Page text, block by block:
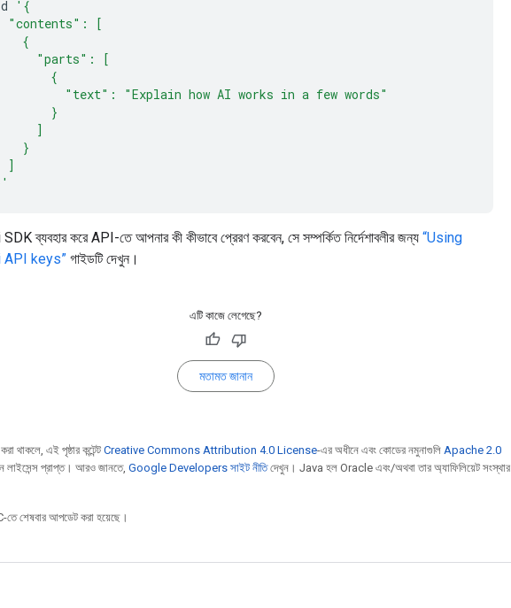
'{
"contents": [
{
"parts": [
{
"text": "Explain how AI works in a few words"
}
]
}
]
ব্যবহার করে API-তে আপনার কী কীভাবে প্রেরণ করবেন, সে সম্পর্কিত নির্দেশাবলীর জন্য “Using
API keys” গাইডটি দেখুন।
এটি কাজে লেগেছে?
মতামত জানান
থাকলে, এই পৃষ্ঠার কন্টেন্টCreative Commons Attribution 4.0 License-এর অধীনে এবং কোডের নমুনাগুলি Apache 2.0
লাইসেন্স প্রাপ্ত। আরও জানতে, Google Developers সাইট নীতিদেখুন। Java হল Oracle এবং/অথবা তার অ্যাফিলিয়েট সংস্থার
শেষবার আপডেট করা হয়েছে।